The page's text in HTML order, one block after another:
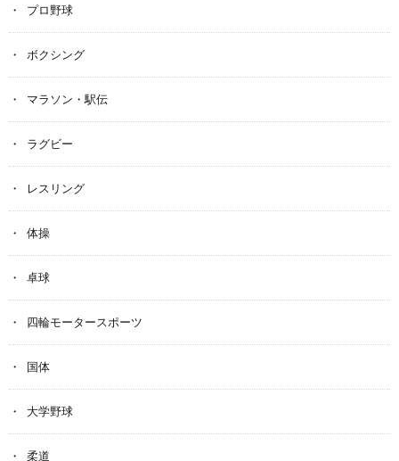
プロ野球
ボクシング
マラソン・駅伝
ラグビー
レスリング
体操
卓球
四輪モータースポーツ
国体
大学野球
柔道